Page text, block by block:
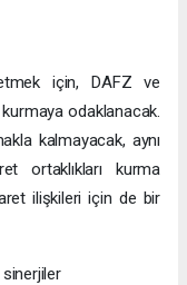
için, DAFZ ve
odaklanacak.
kalmayacak, aynı
ortaklıkları kurma
ilişkileri için de bir